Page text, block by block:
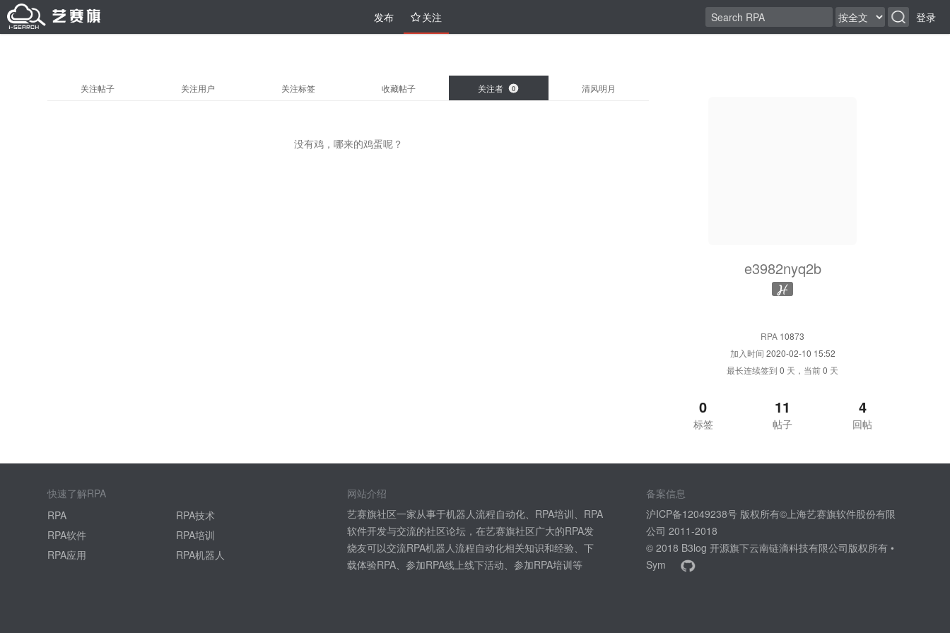
发布 关注 登录
关注帖子 关注用户 关注标签 收藏帖子 关注者 0 清风明月
没有鸡，哪来的鸡蛋呢？
e3982nyq2b
RPA 10873
加入时间 2020-02-10 15:52
最长连续签到 0 天，当前0 天
0
标签
11
帖子
4
回帖
快速了解RPA
RPA
RPA技术
RPA软件
RPA培训
RPA应用
RPA机器人
网站介绍
艺赛旗社区一家从事于机器人流程自动化、RPA培训、RPA
软件开发与交流的社区论坛，在艺赛旗社区广大的RPA发
烧友可以交流RPA机器人流程自动化相关知识和经验、下
载体验RPA、参加RPA线上线下活动、参加RPA培训等
备案信息
沪ICP备12049238号 版权所有©上海艺赛旗软件股份有限
公司 2011-2018
© 2018 B3log 开源旗下云南链滴科技有限公司版权所有 •
Sym